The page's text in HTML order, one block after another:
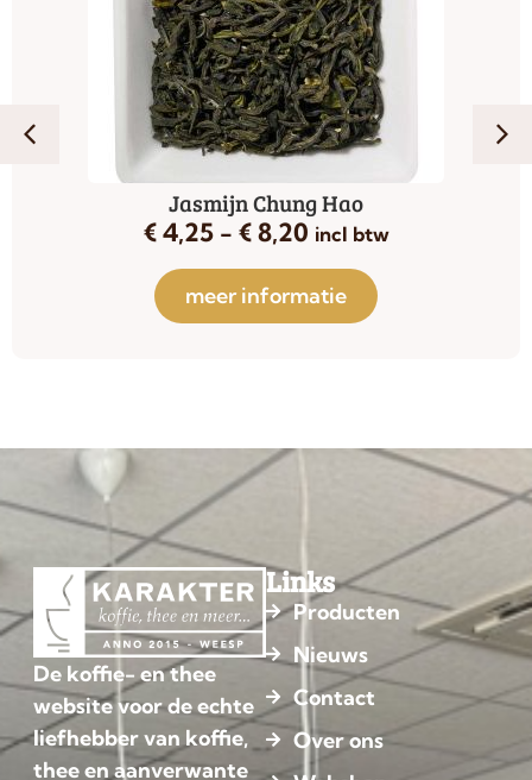
Jasmijn Chung Hao
€4,25 - €8,20 incl btw
meer informatie
De koffie- en thee
website voor de echte
liefhebber van koffie,
thee en aanverwante
Links
Producten
Nieuws
Contact
Over ons